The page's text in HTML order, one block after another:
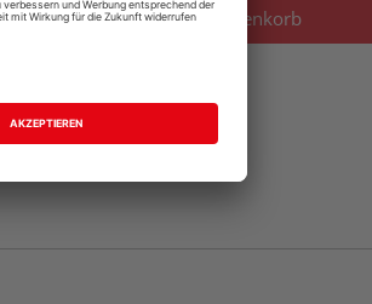
In den Warenkorb